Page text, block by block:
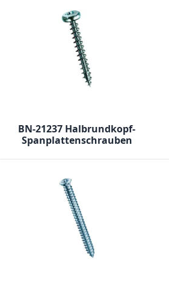
BN-21237 Halbrundkopf-
Spanplattenschrauben